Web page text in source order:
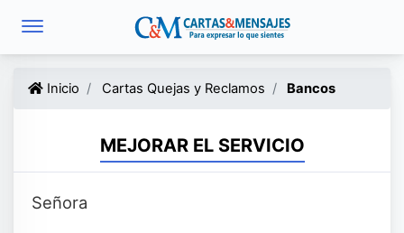
Inicio Cartas Quejas y Reclamos Bancos
MEJORAR EL SERVICIO
Señora